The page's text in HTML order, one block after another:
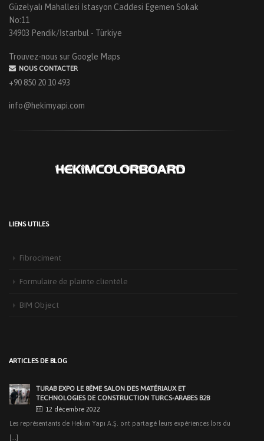
Güzelyalı Mahallesi İstasyon Caddesi Egemen Sokak
No:11
34903 Pendik/İstanbul - Türkiye
Trouvez-nous sur Google Maps
NOUS CONTACTER
+90 850 20 10 493
info@hekimyapi.com
LIENS UTILES
Fibrociment
Formulaire de plainte clientèle
BIM Object
ARTICLES DE BLOG
[...]
TURAB EXPO LE 8ÈME SALON DES MATÉRIAUX ET
TECHNOLOGIES DE CONSTRUCTION TURCS-ARABES B2B
12 décembre 2022
Les représentants de Hekim Yapı A.Ş. ont partagé leurs expériences lors du
[...]